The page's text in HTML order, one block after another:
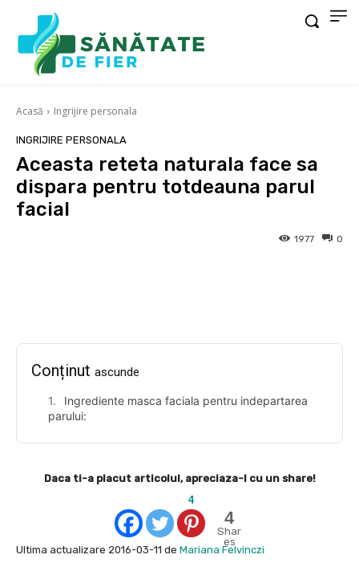
Acasă Ingrijire personala
INGRIJIRE PERSONALA
Aceasta reteta naturala face sa
dispara pentru totdeauna parul
facial
0
1977
Conținut ascunde
Ingrediente masca faciala pentru indepartarea
parului:
Daca ti-a placut articolul, apreciaza-l cu un share!
4
4
Shar
es
Ultima actualizare 2016-03-11 de Mariana Felvinczi